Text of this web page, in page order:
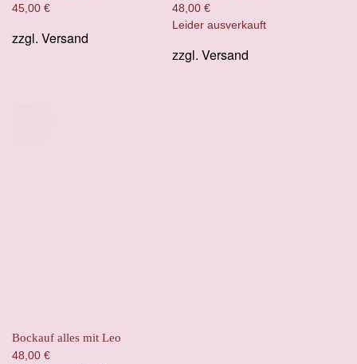
45,00 €
zzgl. Versand
48,00 €
Leider ausverkauft
zzgl. Versand
Bockauf alles mit Leo
48,00 €